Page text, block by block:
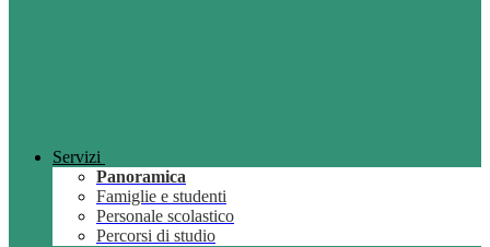
Servizi
Panoramica
Famiglie e studenti
Personale scolastico
Percorsi di studio